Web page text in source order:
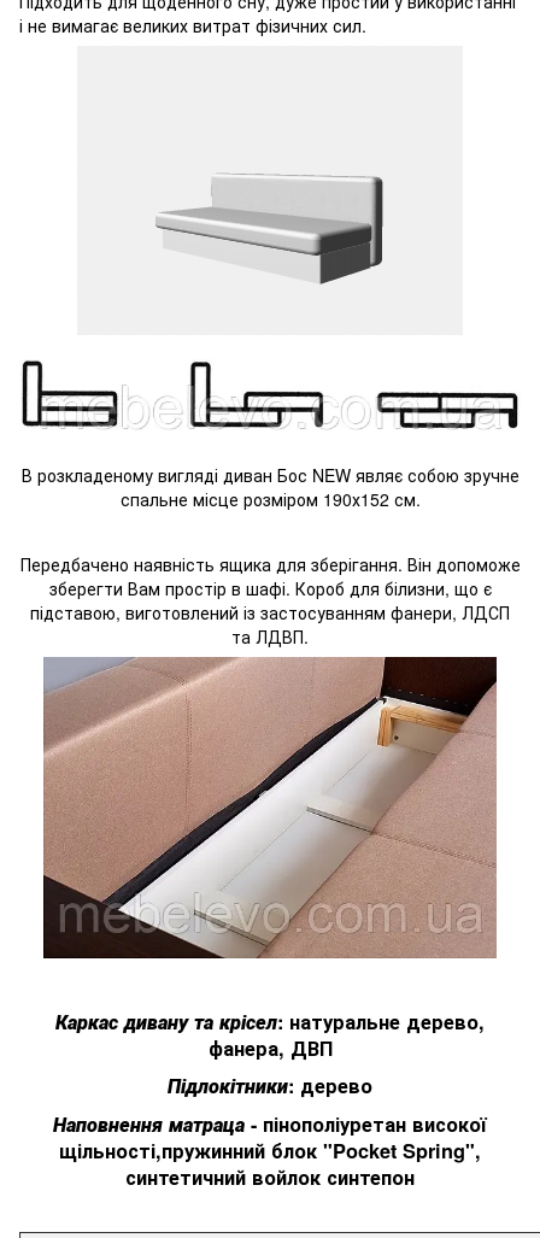
і не вимагає великих витрат фізичних сил.
В розкладеному вигляді диван Бос NEW являє собою зручне
спальне місце розміром 190х152 см.
Передбачено наявність ящика для зберігання. Він допоможе
зберегти Вам простір в шафі. Короб для білизни, що є
підставою, виготовлений із застосуванням фанери, ЛДСП
та ЛДВП.
Каркас дивану та крісел: натуральне дерево,
фанера, ДВП
Підлокітники: дерево
Наповнення матраца - пінополіуретан високої
щільності,пружинний блок "Pocket Spring",
синтетичний войлок синтепон